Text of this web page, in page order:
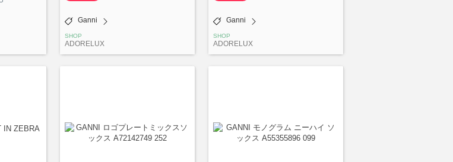
Ganni
SHOP
ADORELUX
Ganni
SHOP
ADORELUX